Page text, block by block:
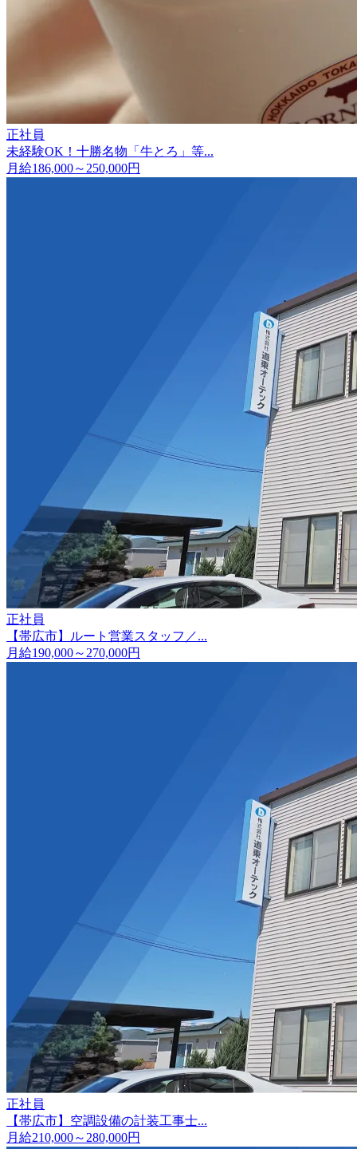
正社員
未経験OK！十勝名物「牛とろ」等...
月給186,000～250,000円
正社員
【帯広市】ルート営業スタッフ／...
月給190,000～270,000円
正社員
【帯広市】空調設備の計装工事士...
月給210,000～280,000円